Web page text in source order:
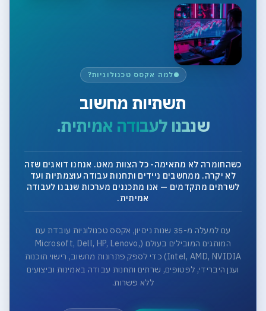
למה אקסס טכנולוגיות?
תשתיות מחשוב
שנבנו לעבודה אמיתית.
כשהחומרה לא מתאימה- כל הצוות מאט. אנחנו דואגים שזה
לא יקרה. ממחשבים ניידים ותחנות עבודה עוצמתיות ועד
לשרתים מתקדמים — אנו מתכננים מערכות שנבנו לעבודה
אמיתית.
עם למעלה מ-35 שנות ניסיון, אקסס טכנולוגיות עובדת עם
המותגים המובילים בעולם (Microsoft, Dell, HP, Lenovo,
Intel, AMD, NVIDIA) כדי לספק פתרונות מחשוב, רישוי תוכנות
וענן היברידי, לפטופים, שרתים ותחנות עבודה באמינות וביצועים
ללא פשרות.